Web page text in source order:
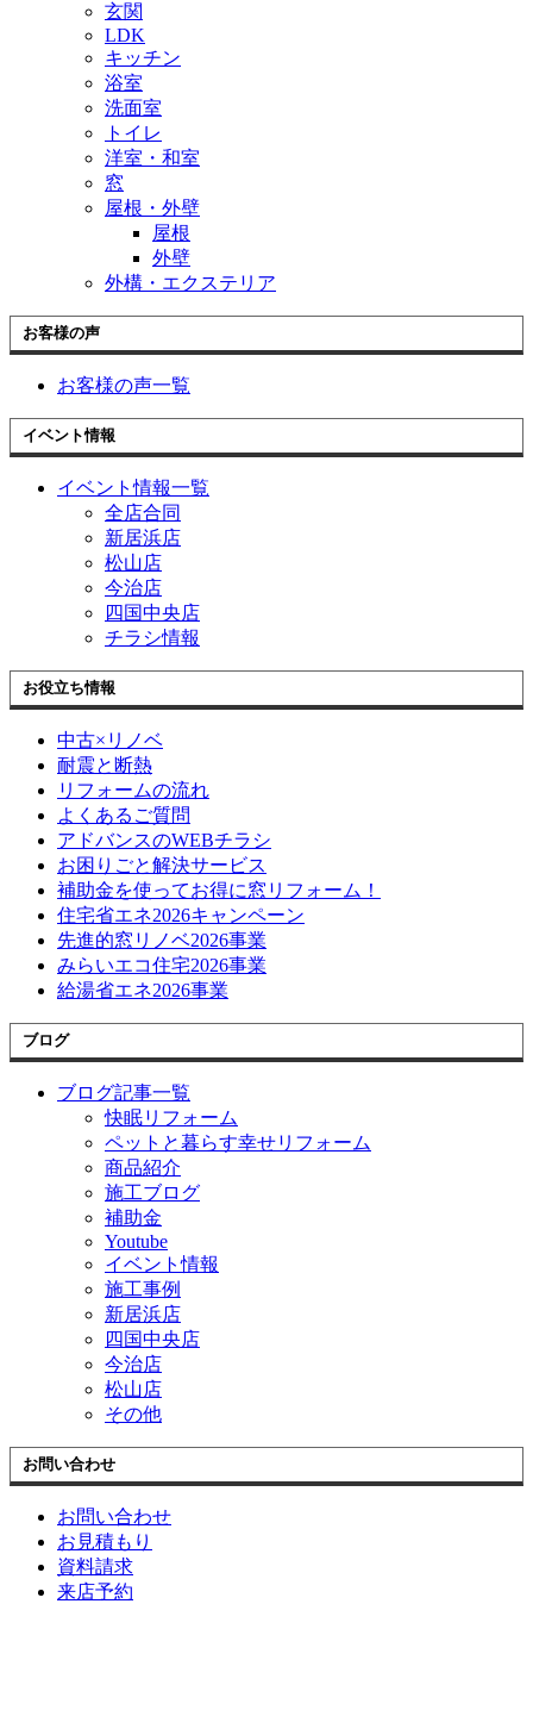
玄関
LDK
キッチン
浴室
洗面室
トイレ
洋室・和室
窓
屋根・外壁
屋根
外壁
外構・エクステリア
お客様の声
お客様の声一覧
イベント情報
イベント情報一覧
全店合同
新居浜店
松山店
今治店
四国中央店
チラシ情報
お役立ち情報
中古×リノベ
耐震と断熱
リフォームの流れ
よくあるご質問
アドバンスのWEBチラシ
お困りごと解決サービス
補助金を使ってお得に窓リフォーム！
住宅省エネ2026キャンペーン
先進的窓リノベ2026事業
みらいエコ住宅2026事業
給湯省エネ2026事業
ブログ
ブログ記事一覧
快眠リフォーム
ペットと暮らす幸せリフォーム
商品紹介
施工ブログ
補助金
Youtube
イベント情報
施工事例
新居浜店
四国中央店
今治店
松山店
その他
お問い合わせ
お問い合わせ
お見積もり
資料請求
来店予約